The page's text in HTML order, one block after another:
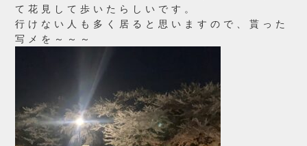
て花見して歩いたらしいです。
行けない人も多く居ると思いますので、貰った
写メを～～～